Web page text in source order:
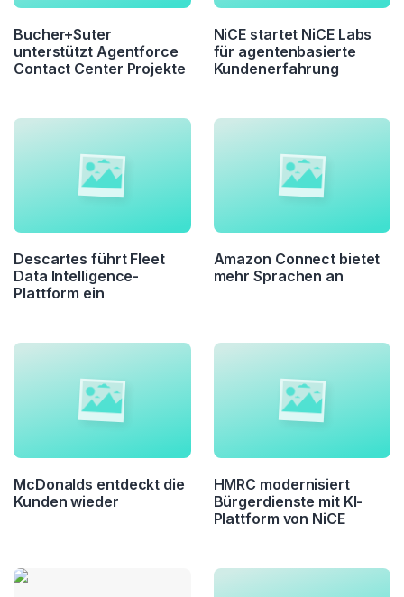
Bucher+Suter
unterstützt Agentforce
Contact Center Projekte
NiCE startet NiCE Labs
für agentenbasierte
Kundenerfahrung
Descartes führt Fleet
Data Intelligence-
Plattform ein
Amazon Connect bietet
mehr Sprachen an
McDonalds entdeckt die
Kunden wieder
HMRC modernisiert
Bürgerdienste mit KI-
Plattform von NiCE